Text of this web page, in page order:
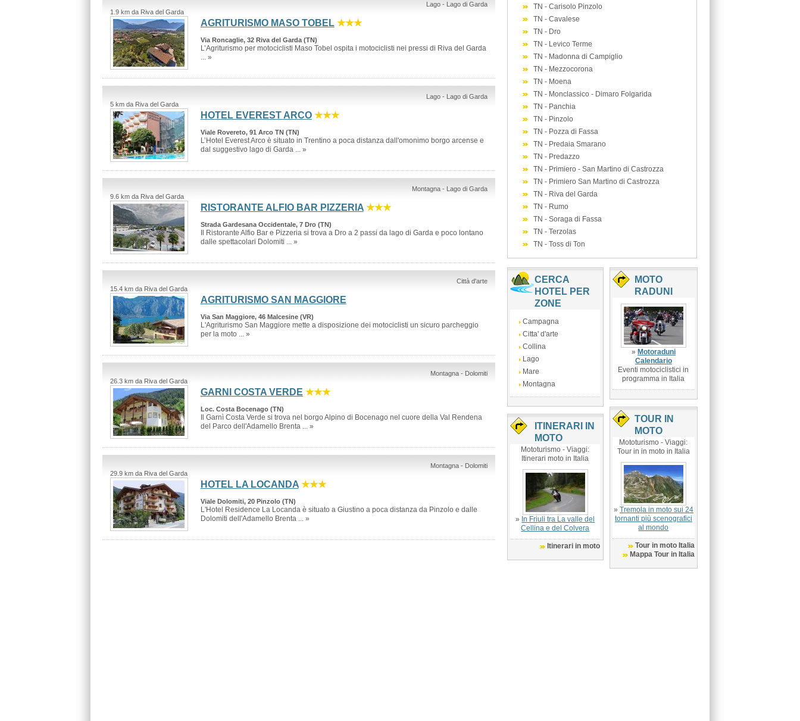
Lago - Lago di Garda
1.9 km da Riva del Garda
AGRITURISMO MASO TOBEL ★★★
Via Roncaglie, 32 Riva del Garda (TN)
L’Agriturismo per motociclisti Maso Tobel ospita i motociclisti nei pressi di Riva del Garda
... »
Lago - Lago di Garda
5 km da Riva del Garda
HOTEL EVEREST ARCO ★★★
Viale Rovereto, 91 Arco TN (TN)
L’Hotel Everest Arco è situato in Trentino a poca distanza dall'omonimo borgo arcense e
dal suggestivo lago di Garda ... »
Montagna - Lago di Garda
9.6 km da Riva del Garda
RISTORANTE ALFIO BAR PIZZERIA ★★★
Strada Gardesana Occidentale, 7 Dro (TN)
Il Ristorante Alfio Bar e Pizzeria si trova a Dro a 2 passi da lago di Garda e poco lontano
dalle spettacolari Dolomiti ... »
Città d'arte
15.4 km da Riva del Garda
AGRITURISMO SAN MAGGIORE
Via San Maggiore, 46 Malcesine (VR)
L'Agriturismo San Maggiore mette a disposizione dei motociclisti un sicuro parcheggio
per la moto ... »
Montagna - Dolomiti
26.3 km da Riva del Garda
GARNI COSTA VERDE ★★★
Loc. Costa Bocenago (TN)
Il Garnì Costa Verde si trova nel borgo Alpino di Bocenago nel cuore della Val Rendena
del Parco dell'Adamello Brenta ... »
Montagna - Dolomiti
29.9 km da Riva del Garda
HOTEL LA LOCANDA ★★★
Viale Dolomiti, 20 Pinzolo (TN)
L'Hotel Residence La Locanda è situato a Giustino a poca distanza da Pinzolo e dalle
Dolomiti dell'Adamello Brenta ... »
TN - Carisolo Pinzolo
TN - Cavalese
TN - Dro
TN - Levico Terme
TN - Madonna di Campiglio
TN - Mezzocorona
TN - Moena
TN - Monclassico - Dimaro Folgarida
TN - Panchia
TN - Pinzolo
TN - Pozza di Fassa
TN - Predaia Smarano
TN - Predazzo
TN - Primiero - San Martino di Castrozza
TN - Primiero San Martino di Castrozza
TN - Riva del Garda
TN - Rumo
TN - Soraga di Fassa
TN - Terzolas
TN - Toss di Ton
CERCA
HOTEL PER
ZONE
Campagna
Citta' d'arte
Collina
Lago
Mare
Montagna
ITINERARI IN
MOTO
Mototurismo - Viaggi:
Itinerari moto in Italia
» In Friuli tra La valle del
Cellina e del Colvera
Itinerari in moto
MOTO
RADUNI
» Motoraduni
Calendario
Eventi motociclistici in
programma in Italia
TOUR IN
MOTO
Mototurismo - Viaggi:
Tour in in moto in Italia
» Tremola in moto sui 24
tornanti più scenografici
al mondo
Tour in moto Italia
Mappa Tour in Italia